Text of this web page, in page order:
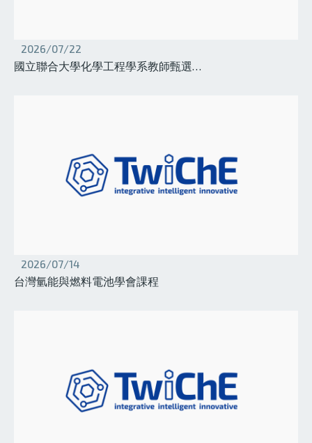
2026/07/22
國立聯合大學化學工程學系教師甄選…
2026/07/14
台灣氫能與燃料電池學會課程